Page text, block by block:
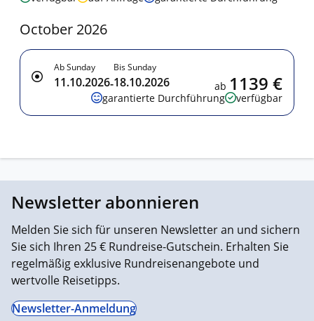
October 2026
Ab Sunday
11.10.2026-
Bis Sunday
18.10.2026
garantierte Durchführung verfügbar
ab 1139 €
Newsletter abonnieren
Melden Sie sich für unseren Newsletter an und sichern
Sie sich Ihren 25 € Rundreise-Gutschein. Erhalten Sie
regelmäßig exklusive Rundreisenangebote und
wertvolle Reisetipps.
Newsletter-Anmeldung